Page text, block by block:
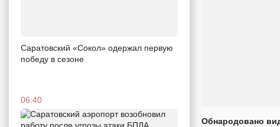
Саратовский «Сокол» одержал первую
победу в сезоне
06:40
Обнародовано